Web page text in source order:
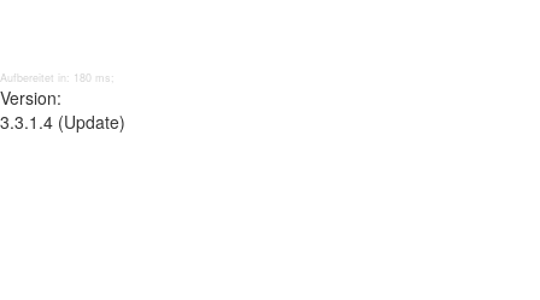
Aufbereitet in: 180 ms;
Version:
3.3.1.4 (Update)